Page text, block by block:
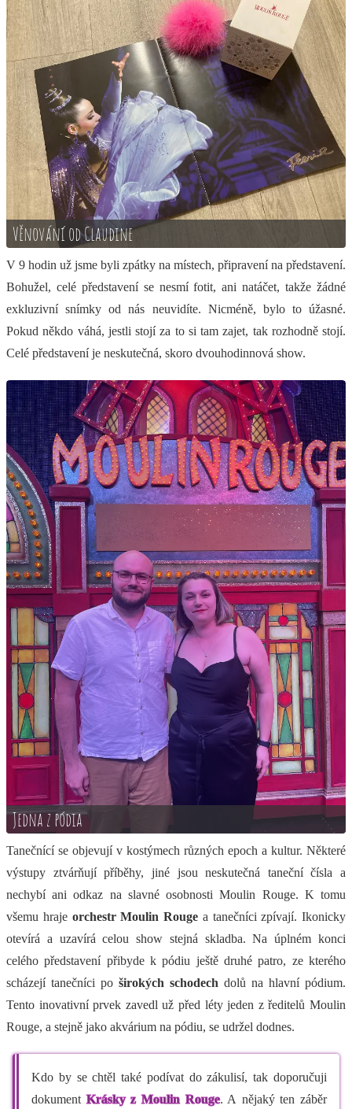
Věnování od Claudine
V 9 hodin už jsme byli zpátky na místech, připravení na představení.
Bohužel, celé představení se nesmí fotit, ani natáčet, takže žádné
exkluzivní snímky od nás neuvidíte. Nicméně, bylo to úžasné.
Pokud někdo váhá, jestli stojí za to si tam zajet, tak rozhodně stojí.
Celé představení je neskutečná, skoro dvouhodinnová show.
Jedna z pódia
Tanečnící se objevují v kostýmech různých epoch a kultur. Některé
výstupy ztvárňují příběhy, jiné jsou neskutečná taneční čísla a
nechybí ani odkaz na slavné osobnosti Moulin Rouge. K tomu
všemu hraje orchestr Moulin Rouge a tanečníci zpívají. Ikonicky
otevírá a uzavírá celou show stejná skladba. Na úplném konci
celého představení přibyde k pódiu ještě druhé patro, ze kterého
scházejí tanečníci po širokých schodech dolů na hlavní pódium.
Tento inovativní prvek zavedl už před léty jeden z ředitelů Moulin
Rouge, a stejně jako akvárium na pódiu, se udržel dodnes.
Kdo by se chtěl také podívat do zákulisí, tak doporučuji
dokumentKrásky z Moulin Rouge. A nějaký ten záběr